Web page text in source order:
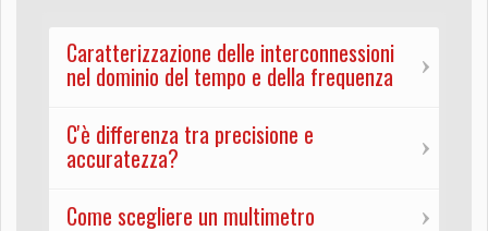
Caratterizzazione delle interconnessioni
nel dominio del tempo e della frequenza
C'è differenza tra precisione e
accuratezza?
Come scegliere un multimetro